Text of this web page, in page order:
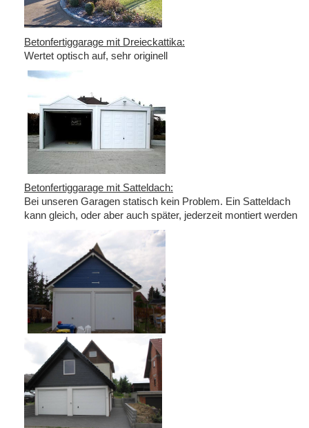
Betonfertiggarage mit Dreieckattika:
Wertet optisch auf, sehr originell
Betonfertiggarage mit Satteldach:
Bei unseren Garagen statisch kein Problem. Ein Satteldach
kann gleich, oder aber auch später, jederzeit montiert werden